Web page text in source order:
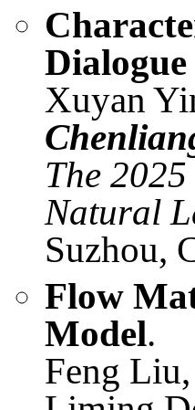
Xuyan
The
Natural
Suzhou,
Flow
Model.
Feng